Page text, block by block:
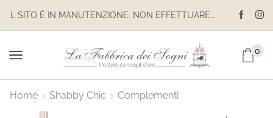
IL SITO È IN MANUTENZIONE. NON EFFETTUARE ACQUISTI. LE SPEDIZIONI SONO SOSPESE
0
Home Shabby Chic Complementi